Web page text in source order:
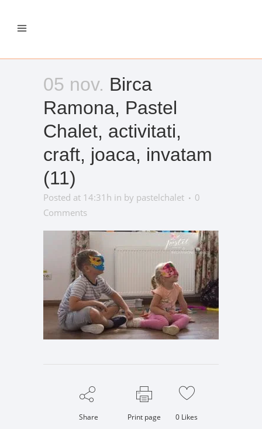
05 nov. Birca
Ramona, Pastel
Chalet, activitati,
craft, joaca, invatam
(11)
Posted at 14:31h in by pastelchalet
0
Comments
Share Print page 0 Likes